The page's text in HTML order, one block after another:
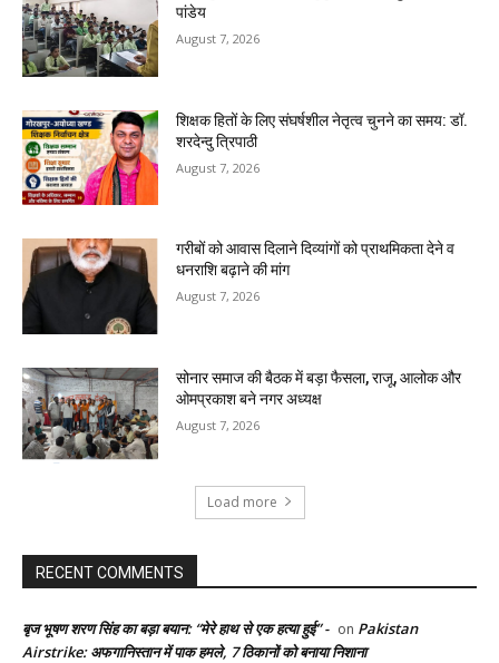
पांडेय
August 7, 2026
शिक्षक हितों के लिए संघर्षशील नेतृत्व चुनने का समय: डॉ.
शरदेन्दु त्रिपाठी
August 7, 2026
गरीबों को आवास दिलाने दिव्यांगों को प्राथमिकता देने व
धनराशि बढ़ाने की मांग
August 7, 2026
सोनार समाज की बैठक में बड़ा फैसला, राजू, आलोक और
ओमप्रकाश बने नगर अध्यक्ष
August 7, 2026
Load more
RECENT COMMENTS
बृज भूषण शरण सिंह का बड़ा बयान: “मेरे हाथ से एक हत्या हुई” - on Pakistan
Airstrike: अफगानिस्तान में पाक हमले, 7 ठिकानों को बनाया निशाना